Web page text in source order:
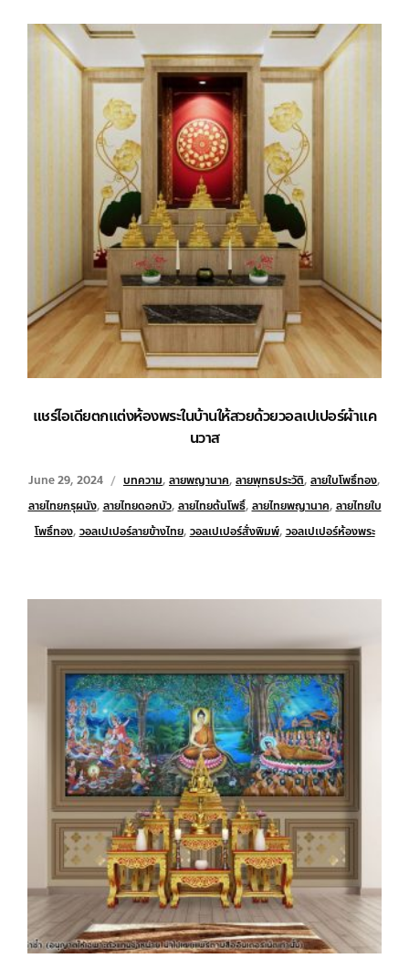
แชร์ไอเดียตกแต่งห้องพระในบ้านให้สวยด้วยวอลเปเปอร์ผ้าแค
นวาส
June 29, 2024 บทความ, ลายพญานาค, ลายพุทธประวัติ, ลายใบโพธิ์ทอง,
ลายไทยกรุผนัง, ลายไทยดอกบัว, ลายไทยต้นโพธิ์, ลายไทยพญานาค, ลายไทยใบ
โพธิ์ทอง, วอลเปเปอร์ลายข้างไทย, วอลเปเปอร์สั่งพิมพ์, วอลเปเปอร์ห้องพระ